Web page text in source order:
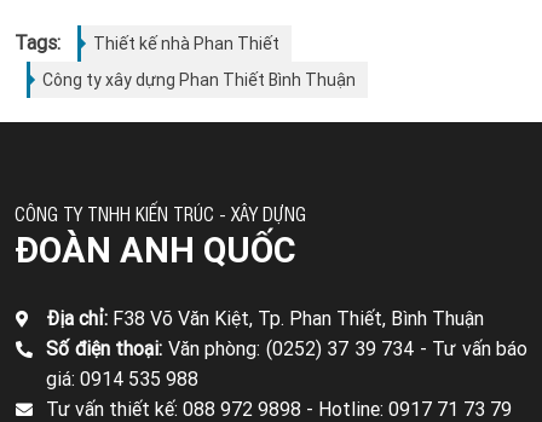
Tags:
Thiết kế nhà Phan Thiết
Công ty xây dựng Phan Thiết Bình Thuận
CÔNG TY TNHH KIẾN TRÚC - XÂY DỰNG
ĐOÀN ANH QUỐC
Địa chỉ: F38 Võ Văn Kiệt, Tp. Phan Thiết, Bình Thuận
Số điện thoại: Văn phòng: (0252) 37 39 734 - Tư vấn báo
giá: 0914 535 988
Tư vấn thiết kế: 088 972 9898 - Hotline: 0917 71 73 79